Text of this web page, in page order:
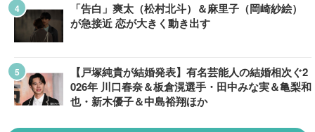
「告白」爽太（松村北斗）＆麻里子（岡崎紗絵）
が急接近 恋が大きく動き出す
【戸塚純貴が結婚発表】有名芸能人の結婚相次ぐ2
026年 川口春奈＆板倉滉選手・田中みな実＆亀梨和
也・新木優子＆中島裕翔ほか